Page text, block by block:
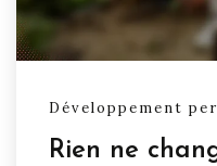
Développement
Rien ne